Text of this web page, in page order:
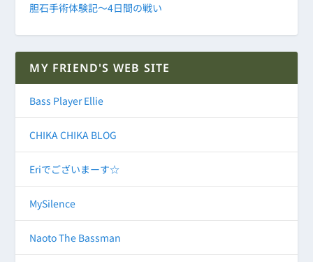
胆石手術体験記～4日間の戦い
MY FRIEND'S WEB SITE
Bass Player Ellie
CHIKA CHIKA BLOG
Eriでございまーす☆
MySilence
Naoto The Bassman